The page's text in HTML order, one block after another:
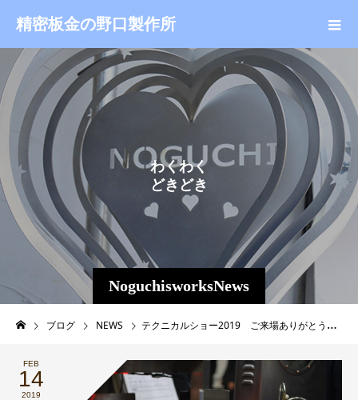
精密板金の野口製作所
NoguchisworksNews
わくわく
どき どき
ブログ NEWS テクニカルショー2019 ご来場ありがとうございました
FEB
14
2019